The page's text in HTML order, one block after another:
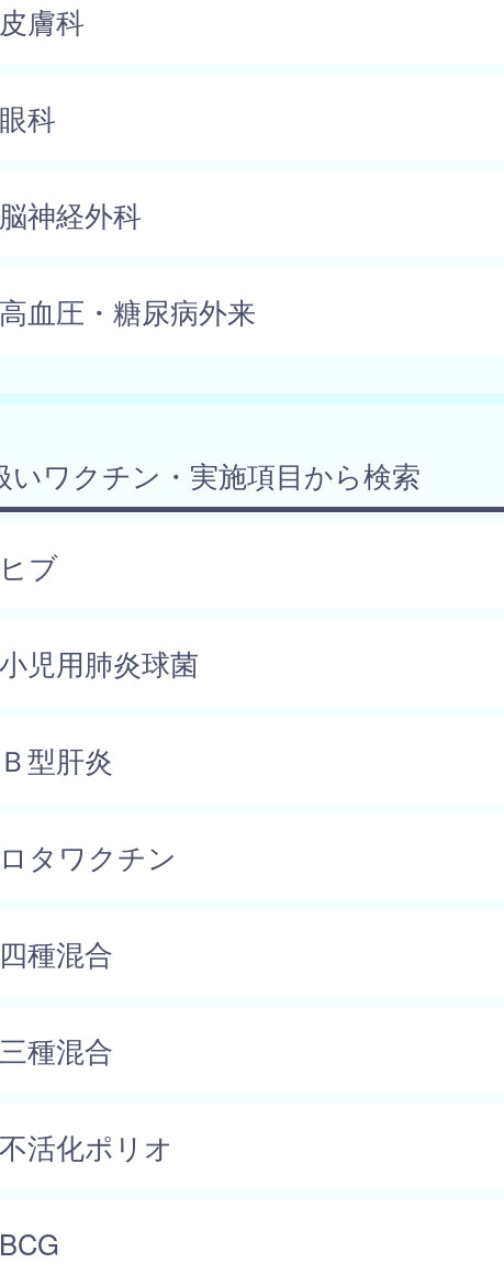
膚科
科
神経外科
血圧・糖尿病外来
いワクチン・実施項目から検索
ブ
児用肺炎球菌
型肝炎
タワクチン
種混合
種混合
活化ポリオ